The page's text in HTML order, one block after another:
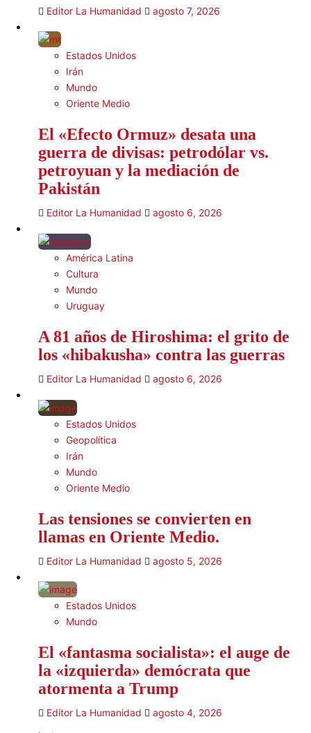
Editor La Humanidad agosto 7, 2026
Estados Unidos
Irán
Mundo
Oriente Medio
El «Efecto Ormuz» desata una
guerra de divisas: petrodólar vs.
petroyuan y la mediación de
Pakistán
Editor La Humanidad agosto 6, 2026
América Latina
Cultura
Mundo
Uruguay
A 81 años de Hiroshima: el grito de
los «hibakusha» contra las guerras
Editor La Humanidad agosto 6, 2026
Estados Unidos
Geopolítica
Irán
Mundo
Oriente Medio
Las tensiones se convierten en
llamas en Oriente Medio.
Editor La Humanidad agosto 5, 2026
Estados Unidos
Mundo
El «fantasma socialista»: el auge de
la «izquierda» demócrata que
atormenta a Trump
Editor La Humanidad
agosto 4, 2026